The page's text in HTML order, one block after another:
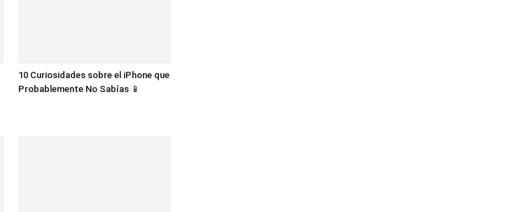
10 Curiosidades sobre el iPhone que
Probablemente No Sabías 📱